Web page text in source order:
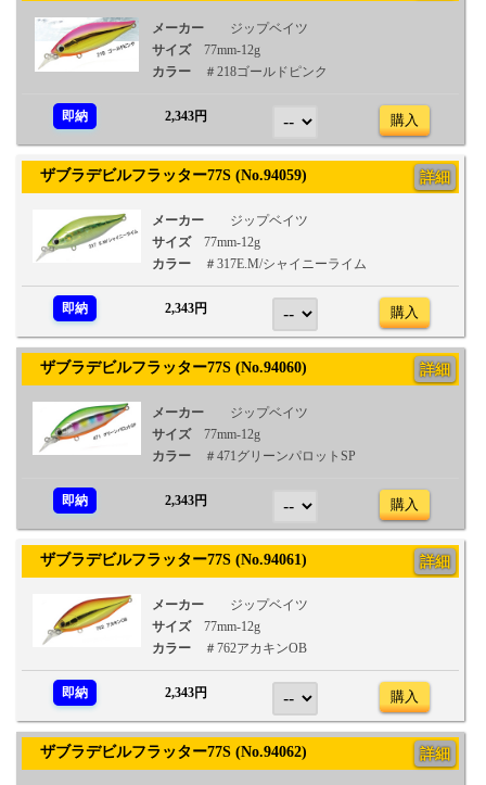
メーカー
ジップベイツ
サイズ
77mm-12g
カラー
＃218ゴールドピンク
即納 2,343円 購入
ザブラデビルフラッター77S (No.94059) 詳細
メーカー
ジップベイツ
サイズ
77mm-12g
カラー
＃317E.M/シャイニーライム
即納 2,343円 購入
ザブラデビルフラッター77S (No.94060) 詳細
メーカー
ジップベイツ
サイズ
77mm-12g
カラー
＃471グリーンパロットSP
即納 2,343円 購入
ザブラデビルフラッター77S (No.94061) 詳細
メーカー
ジップベイツ
サイズ
77mm-12g
カラー
＃762アカキンOB
即納 2,343円 購入
ザブラデビルフラッター77S (No.94062) 詳細